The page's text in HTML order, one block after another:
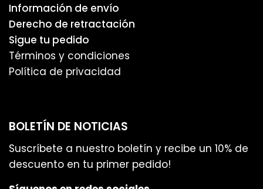
Información de envío
Derecho de retractación
Sigue tu pedido
Términos y condiciones
Política de privacidad
BOLETÍN DE NOTICIAS
Suscríbete a nuestro boletín y recibe un 10% de
descuento en tu primer pedido!